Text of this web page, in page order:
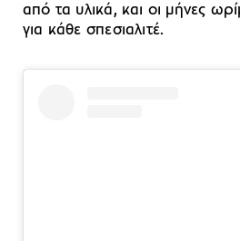
από τα υλικά, και οι μήνες
για κάθε σπεσιαλιτέ.